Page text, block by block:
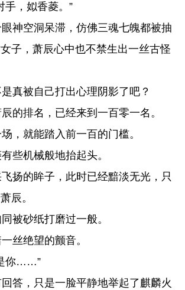
，姒香菱。”
神空洞呆滞，仿佛三魂七魄都被抽
子，萧辰心中也不禁生出一丝古怪
真被自己打出心理阴影了吧？
的排名，已经来到一百零一名。
，就能踏入前一百的门槛。
些机械般地抬起头。
扬的眸子，此时已经黯淡无光，只
辰。
被砂纸打磨过一般。
丝绝望的颤音。
你……”
答，只是一脸平静地举起了麒麟火